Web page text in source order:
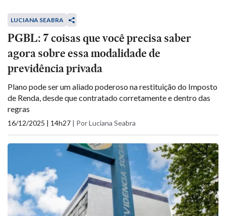
LUCIANA SEABRA
PGBL: 7 coisas que você precisa saber
agora sobre essa modalidade de
previdência privada
Plano pode ser um aliado poderoso na restituição do Imposto
de Renda, desde que contratado corretamente e dentro das
regras
16/12/2025 | 14h27 | Por Luciana Seabra